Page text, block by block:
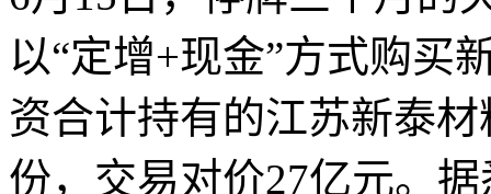
以“定增+现金”方式购买
资合计持有的江苏新泰
份，交易对价27亿元。